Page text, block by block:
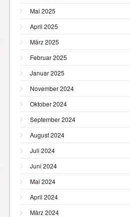
Mai 2025
April 2025
März 2025
Februar 2025
Januar 2025
November 2024
Oktober 2024
September 2024
August 2024
Juli 2024
Juni 2024
Mai 2024
April 2024
März 2024